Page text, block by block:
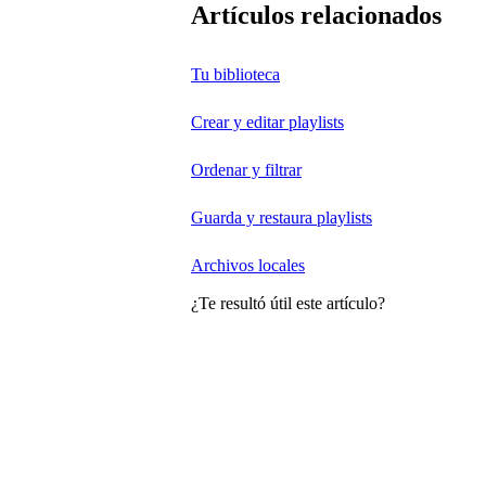
Artículos relacionados
Tu biblioteca
Crear y editar playlists
Ordenar y filtrar
Guarda y restaura playlists
Archivos locales
¿Te resultó útil este artículo?